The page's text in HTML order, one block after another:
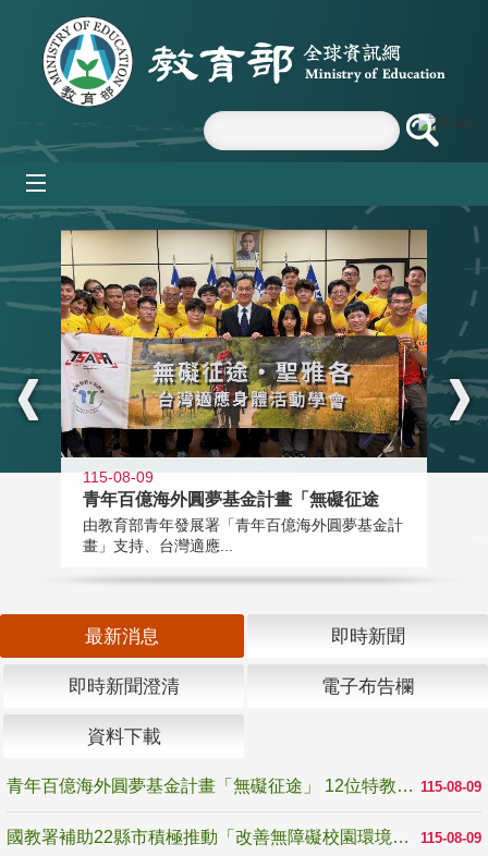
跳到主要內容區塊
:::
115-08-09
青年百億海外圓夢基金計畫「無礙征途
由教育部青年發展署「青年百億海外圓夢基金計
畫」支持、台灣適應...
最新消息 即時新聞
即時新聞澄清 電子布告欄
資料下載
115-08-09
青年百億海外圓夢基金計畫「無礙征途」 12位特教與弱勢青年勇闖西班牙 跨越感官限制見證生命蛻變
115-08-09
國教署補助22縣市積極推動「改善無障礙校園環境計畫」 打造友善、安全、無礙學習空間